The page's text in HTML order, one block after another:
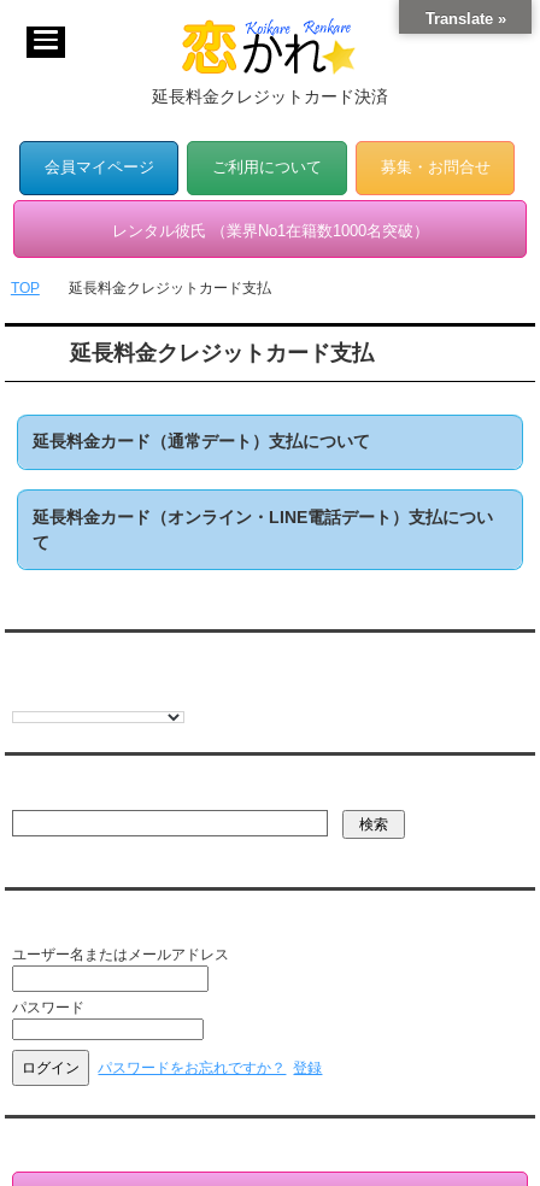
延長料金クレジットカード決済
会員マイページ ご利用について 募集・お問合せ
レンタル彼氏 （業界No1在籍数1000名突破）
TOP 延長料金クレジットカード支払
延長料金クレジットカード支払
延長料金カード（通常デート）支払について
延長料金カード（オンライン・LINE電話デート）支払につい
て
ユーザー名またはメールアドレス
パスワード
パスワードをお忘れですか？ 登録
Translate »